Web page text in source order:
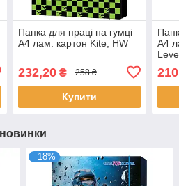
Папка для праці на гумці
А4 лам. картон Kite, HW
232,20₴ 258 ₴
Купити
А4
новинки
–18%